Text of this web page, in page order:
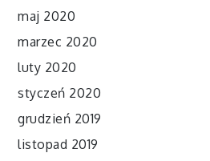
maj 2020
marzec 2020
luty 2020
styczeń 2020
grudzień 2019
listopad 2019